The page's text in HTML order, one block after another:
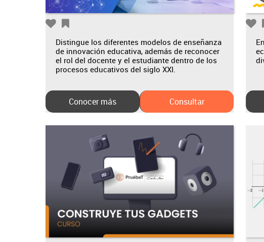
Distingue los diferentes modelos de enseñanza
de innovación educativa, además de reconocer
el rol del docente y el estudiante dentro de los
procesos educativos del siglo XXI.
Conocer más Consultar